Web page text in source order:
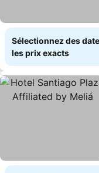
Sélectionnez des
les prix exacts